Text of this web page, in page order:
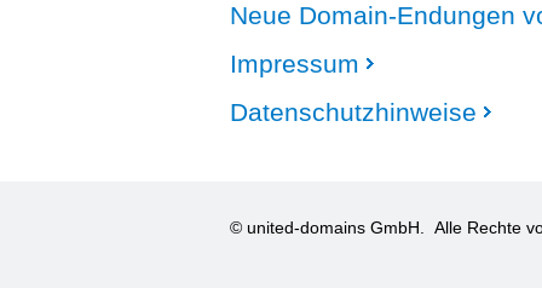
Neue Domain-Endungen
Impressum
Datenschutzhinweise
© united-domains GmbH. Alle Rechte